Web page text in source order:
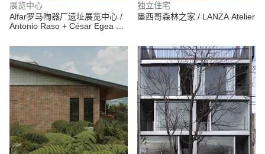
展览中心
Alfar罗马陶器厂遗址展览中心 /
Antonio Raso + César Egea +
独立住宅
墨西哥森林之家 / LANZA Atelier